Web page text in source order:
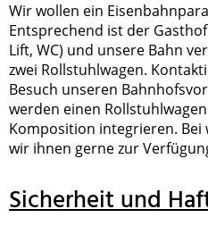
Wir wollen ein
Entsprechend ist der
Lift, WC) und unsere Bahn
zwei Rollstuhlwagen.
Besuch unseren
werden einen
Komposition integrieren. Bei
wir ihnen gerne zur
Sicherheit und